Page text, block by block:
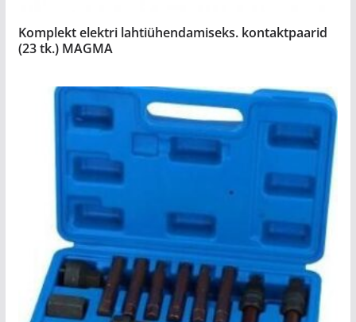
Komplekt elektri lahtiühendamiseks. kontaktpaarid
(23 tk.) MAGMA